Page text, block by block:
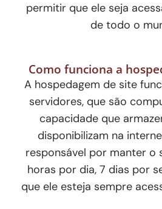
permitir que ele seja
de todo o
Como funciona a
A hospedagem de site
servidores, que são
capacidade que
disponibilizam na
responsável por manter o
horas por dia, 7 dias por
que ele esteja sempre